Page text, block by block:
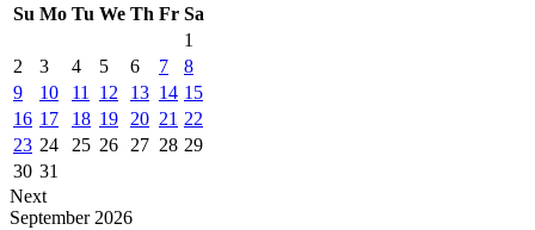
Su Mo Tu We Th Fr Sa
1
2
3 4 5 6 7
8
9
10 11 12 13 14 15
16 17 18 19 20 21 22
23 24 25 26 27 28 29
30 31
Next
September 2026